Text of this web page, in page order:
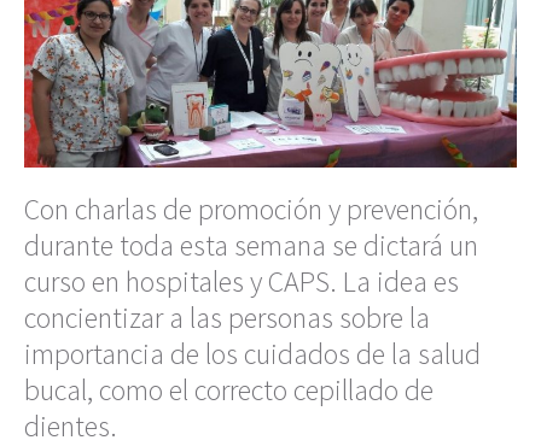
Con charlas de promoción y prevención,
durante toda esta semana se dictará un
curso en hospitales y CAPS. La idea es
concientizar a las personas sobre la
importancia de los cuidados de la salud
bucal, como el correcto cepillado de
dientes.